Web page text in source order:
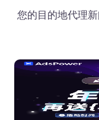
您的目的地代理